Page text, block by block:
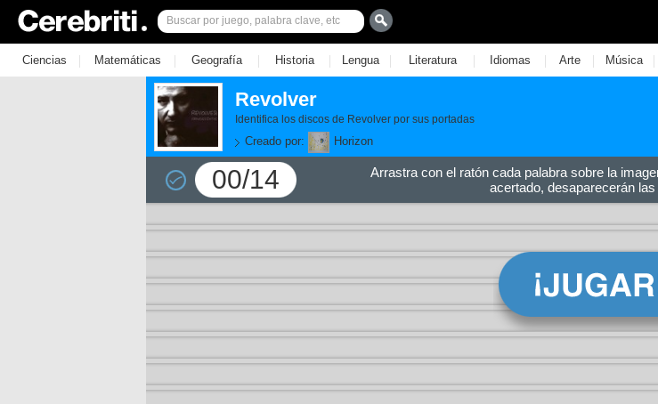
Ciencias | Matemáticas | Geografía | Historia | Lengua | Literatura | Idiomas | Arte | Música |
Revolver
Identifica los discos de Revolver por sus portadas
Creado por: Horizon
00/14
Arrastra con el ratón cada palabra sobre la
acertado, desaparecerán las